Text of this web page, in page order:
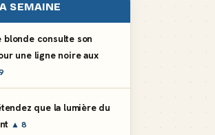
SEMAINE
blonde consulte son
une ligne noire aux
que la lumière du
▲ 8